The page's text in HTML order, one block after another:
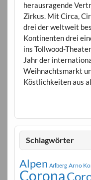
herausragende
Zirkus. Mit Circa,
drei der weltweit
Kontinenten drei
ins Tollwood-
Jahr der
Weihnachtsmarkt
Köstlichkeiten aus
Schlagwörter
Alpen Arlberg Arno
Corona